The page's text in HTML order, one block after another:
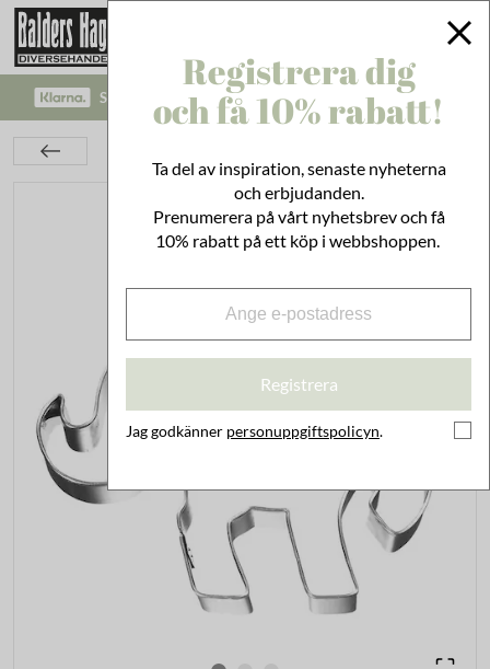
SÄKRA BETALNINGAR MED KLARNA CHECKOUT!
Registrera dig
och få 10% rabatt!
Ta del av inspiration, senaste nyheterna
och erbjudanden.
Prenumerera på vårt nyhetsbrev och få
10% rabatt på ett köp i webbshoppen.
Registrera
Jag godkänner personuppgiftspolicyn.